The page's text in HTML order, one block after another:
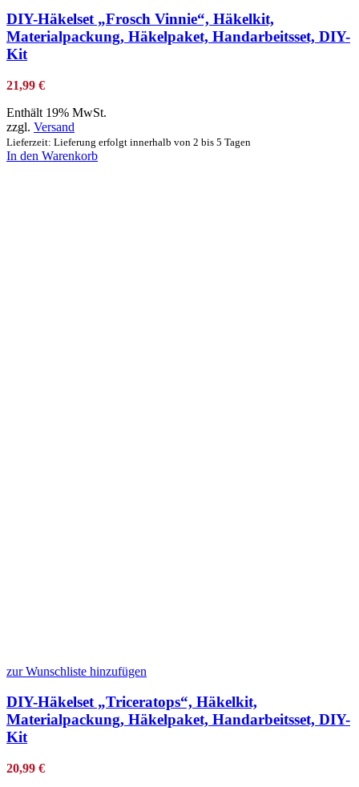
DIY-Häkelset „Frosch Vinnie“, Häkelkit,
Materialpackung, Häkelpaket, Handarbeitsset, DIY-
Kit
21,99 €
Enthält 19% MwSt.
zzgl. Versand
Lieferzeit: Lieferung erfolgt innerhalb von 2 bis 5 Tagen
In den Warenkorb
zur Wunschliste hinzufügen
DIY-Häkelset „Triceratops“, Häkelkit,
Materialpackung, Häkelpaket, Handarbeitsset, DIY-
Kit
20,99 €